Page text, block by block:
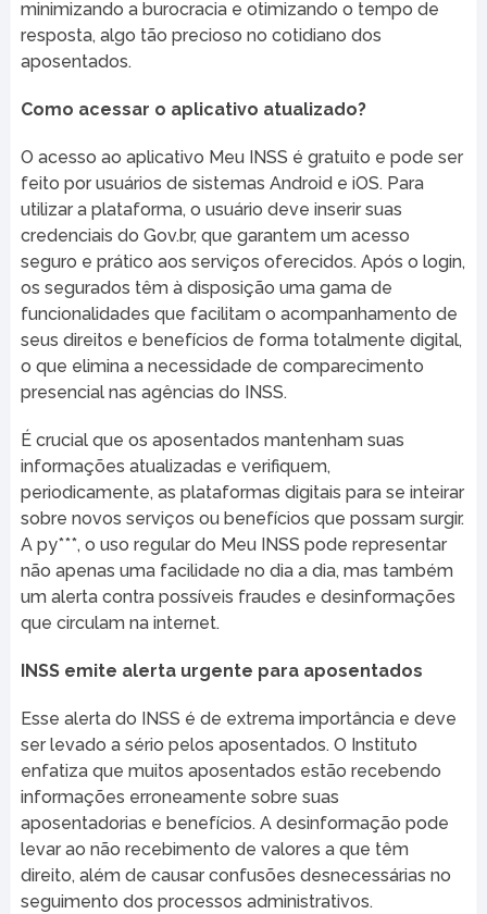
minimizando a burocracia e otimizando o tempo de
resposta, algo tão precioso no cotidiano dos
aposentados.
Como acessar o aplicativo atualizado?
O acesso ao aplicativo Meu INSS é gratuito e pode ser
feito por usuários de sistemas Android e iOS. Para
utilizar a plataforma, o usuário deve inserir suas
credenciais do Gov.br, que garantem um acesso
seguro e prático aos serviços oferecidos. Após o login,
os segurados têm à disposição uma gama de
funcionalidades que facilitam o acompanhamento de
seus direitos e benefícios de forma totalmente digital,
o que elimina a necessidade de comparecimento
presencial nas agências do INSS.
É crucial que os aposentados mantenham suas
informações atualizadas e verifiquem,
periodicamente, as plataformas digitais para se inteirar
sobre novos serviços ou benefícios que possam surgir.
A py***, o uso regular do Meu INSS pode representar
não apenas uma facilidade no dia a dia, mas também
um alerta contra possíveis fraudes e desinformações
que circulam na internet.
INSS emite alerta urgente para aposentados
Esse alerta do INSS é de extrema importância e deve
ser levado a sério pelos aposentados. O Instituto
enfatiza que muitos aposentados estão recebendo
informações erroneamente sobre suas
aposentadorias e benefícios. A desinformação pode
levar ao não recebimento de valores a que têm
direito, além de causar confusões desnecessárias no
seguimento dos processos administrativos.